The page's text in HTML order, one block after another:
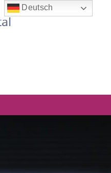
Deutsch